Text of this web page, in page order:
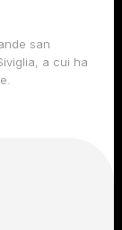
san
a cui ha